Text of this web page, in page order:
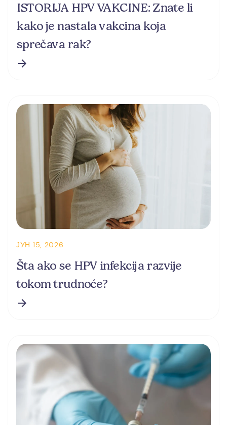
ISTORIJA HPV VAKCINE: Znate li
kako je nastala vakcina koja
sprečava rak?
ЈУН 15, 2026
Šta ako se HPV infekcija razvije
tokom trudnoće?